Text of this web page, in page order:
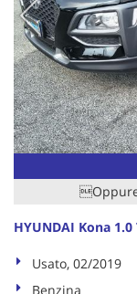
HYUNDAI Kona 1.0
Usato, 02/2019
Benzina